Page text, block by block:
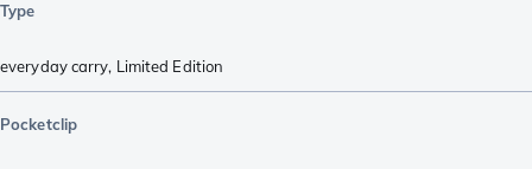
Type
everyday carry, Limited Edition
Pocketclip